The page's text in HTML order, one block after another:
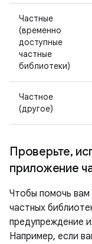
Частные
(временно
доступные
частные
библиотеки)
Частное
(другое)
Проверьте,
приложение
Чтобы помочь вам
частных
предупреждение
Например, если